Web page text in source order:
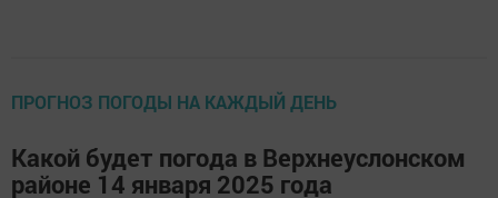
ПРОГНОЗ ПОГОДЫ НА КАЖДЫЙ ДЕНЬ
Какой будет погода в Верхнеуслонском
районе 14 января 2025 года